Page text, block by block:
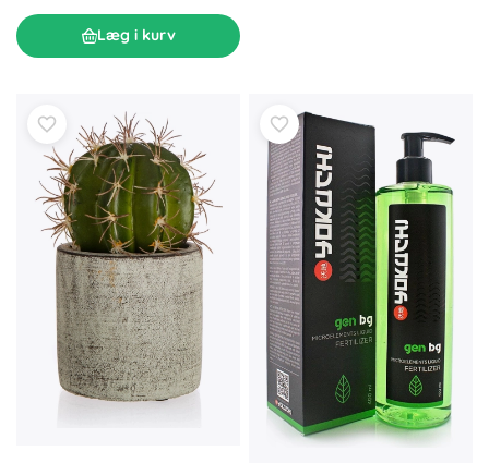
Læg i kurv